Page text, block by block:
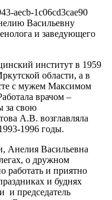
Васильевну
и заведующего
институт в 1959
области, а в
с мужем Максимом
врачом –
за свою
А.В. возглавляла
1996 годы.
Анелия Васильевна
о дружном
работать и приятно
и буднях
и председатель